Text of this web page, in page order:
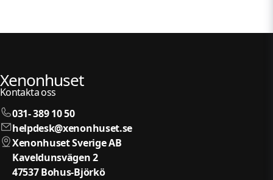
Xenonhuset
Kontakta oss
031- 389 10 50
helpdesk@xenonhuset.se
Xenonhuset Sverige AB
Kaveldunsvägen 2
47537 Bohus-Björkö